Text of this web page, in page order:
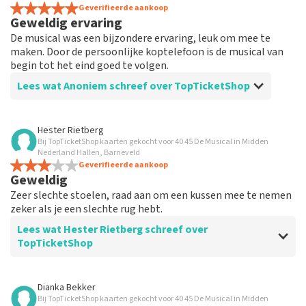
Geverifieerde aankoop
Geweldig ervaring
De musical was een bijzondere ervaring, leuk om mee te
maken. Door de persoonlijke koptelefoon is de musical van
begin tot het eind goed te volgen.
Lees wat Anoniem schreef over TopTicketShop
Beoordeling van Anoniem over
Prima
Ik heb eigenlijk niet veel te vertellen, want alles was
gewoon goed geregeld.
Hester Rietberg
Bij TopTicketShop kaarten gekocht voor 40 45 De Musical in Midden
Nederland Hallen, Barneveld
Geverifieerde aankoop
Geweldig
Zeer slechte stoelen, raad aan om een kussen mee te nemen
zeker als je een slechte rug hebt.
Lees wat Hester Rietberg schreef over
TopTicketShop
Beoordeling van Hester Rietberg over
Dianka Bekker
Bij TopTicketShop kaarten gekocht voor 40 45 De Musical in Midden